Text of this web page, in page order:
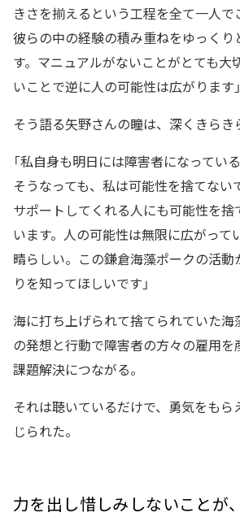
きさを揃えるという工程を全て一人で
彼らの中の経験の積み重ねをゆっくり
す。マニュアルがないことがとても大
いことで逆に人の可能性は広がります」
そう語る矢野さんの瞳は、深くきらき
「私自身も明日には障害者になってい
そうなっても、私は可能性を捨てない
サポートしてくれる人にも可能性を
います。人の可能性は無限に広がって
晴らしい。この鎌倉海藻ポークの活
りを知ってほしいです」
海に打ち上げられて捨てられていた海
の発想と行動で障害者の方々の雇用
課題解決につながる。
それは聴いているだけで、勇気をも
じられた。
力を出し惜しみしないことが